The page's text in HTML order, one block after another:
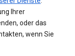
Ihrer
oder das
wenn Sie